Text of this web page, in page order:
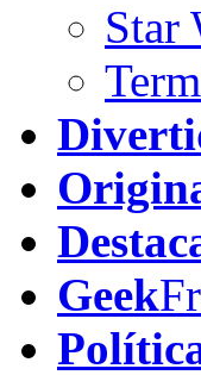
Star
Geek